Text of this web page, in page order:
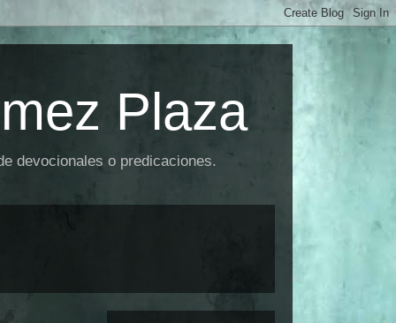
Plaza
devocionales o predicaciones.